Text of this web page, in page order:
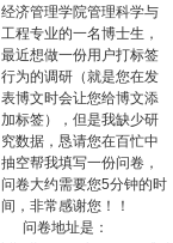
经济管理学院管理科学与
工程专业的一名博士生，
最近想做一份用户打标签
行为的调研（就是您在发
表博文时会让您给博文添
加标签），但是我缺少研
究数据，恳请您在百忙中
抽空帮我填写一份问卷，
问卷大约需要您5分钟的时
间，非常感谢您！！
问卷地址是：